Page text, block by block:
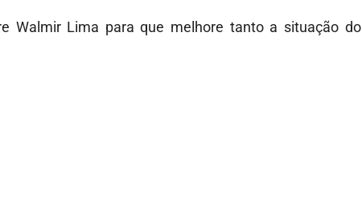
Walmir Lima para que melhore tanto a situação do